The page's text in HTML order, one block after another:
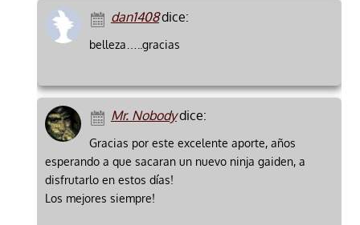
dan1408dice:
belleza…..gracias
Mr. Nobodydice:
Gracias por este excelente aporte, años
esperando a que sacaran un nuevo ninja gaiden, a
disfrutarlo en estos días!
Los mejores siempre!